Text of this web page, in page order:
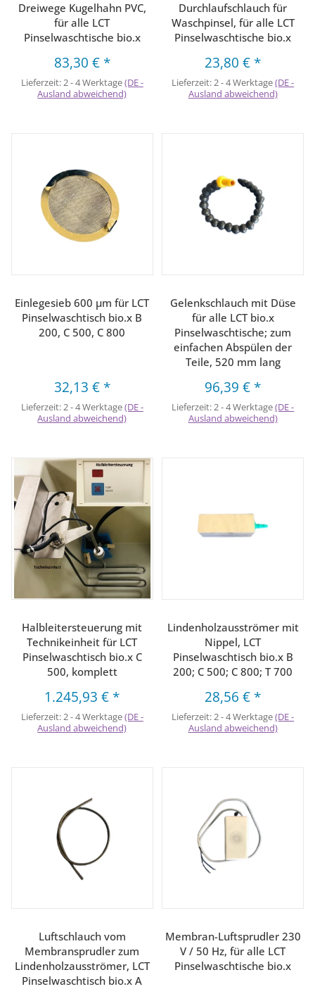
Dreiwege Kugelhahn PVC,
für alle LCT
Pinselwaschtische bio.x
83,30 € *
Lieferzeit:2 - 4 Werktage(DE -
Ausland abweichend)
Durchlaufschlauch für
Waschpinsel, für alle LCT
Pinselwaschtische bio.x
23,80 € *
Lieferzeit:2 - 4 Werktage(DE -
Ausland abweichend)
Einlegesieb 600 µm für LCT
Pinselwaschtisch bio.x B
200, C 500, C 800
32,13 € *
Lieferzeit:2 - 4 Werktage(DE -
Ausland abweichend)
Gelenkschlauch mit Düse
für alle LCT bio.x
Pinselwaschtische; zum
einfachen Abspülen der
Teile, 520 mm lang
96,39 € *
Lieferzeit:2 - 4 Werktage(DE -
Ausland abweichend)
Halbleitersteuerung mit
Technikeinheit für LCT
Pinselwaschtisch bio.x C
500, komplett
1.245,93 € *
Lieferzeit: 2 - 4 Werktage(DE -
Ausland abweichend)
Lindenholzausströmer mit
Nippel, LCT
Pinselwaschtisch bio.x B
200; C 500; C 800; T 700
28,56 € *
Lieferzeit: 2 - 4 Werktage(DE -
Ausland abweichend)
Luftschlauch vom
Membransprudler zum
Lindenholzausströmer, LCT
Pinselwaschtisch bio.x A
Membran-Luftsprudler 230
V / 50 Hz, für alle LCT
Pinselwaschtische bio.x